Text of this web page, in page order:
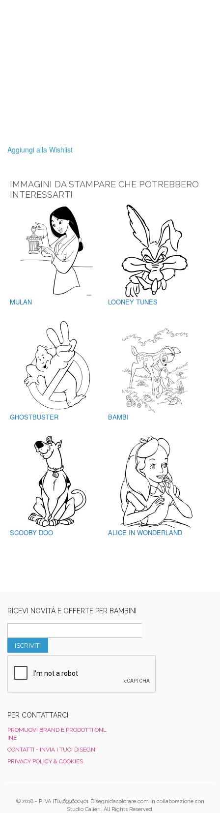
Aggiungi alla Wishlist
IMMAGINI DA STAMPARE CHE POTREBBERO
INTERESSARTI
MULAN LOONEY TUNES
GHOSTBUSTER BAMBI
SCOOBY DOO ALICE IN WONDERLAND
RICEVI NOVITÀ E OFFERTE PER BAMBINI
ISCRIVITI
PER CONTATTARCI
PROMUOVI BRAND E PRODOTTI ONL
INE
CONTATTI - INVIA I TUOI DISEGNI
PRIVACY POLICY & COOKIES
© 2018 - P.IVA IT04699600401 Disegnidacolorare.com in collaborazione con
Studio Calieri. All Rights Reserved.